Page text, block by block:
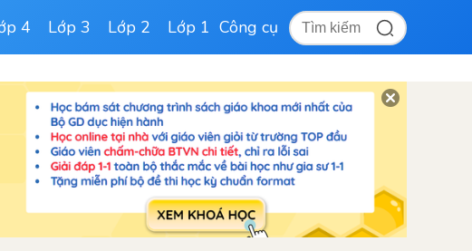
4 Lớp 3 Lớp 2 Lớp 1 Công cụ